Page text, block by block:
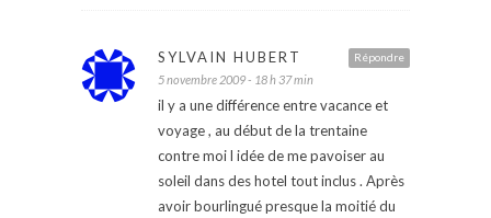
Répondre
SYLVAIN HUBERT
5 novembre 2009 - 18 h 37 min
il y a une différence entre vacance et
voyage , au début de la trentaine
contre moi l idée de me pavoiser au
soleil dans des hotel tout inclus . Après
avoir bourlingué presque la moitié du